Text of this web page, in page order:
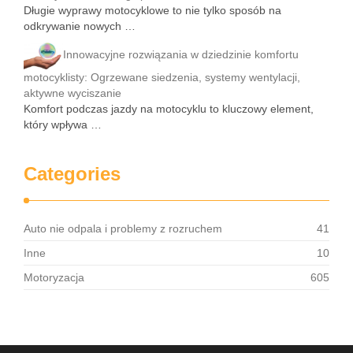
Długie wyprawy motocyklowe to nie tylko sposób na
odkrywanie nowych …
Innowacyjne rozwiązania w dziedzinie komfortu
motocyklisty: Ogrzewane siedzenia, systemy wentylacji,
aktywne wyciszanie
Komfort podczas jazdy na motocyklu to kluczowy element,
który wpływa …
Categories
Auto nie odpala i problemy z rozruchem
41
Inne
10
Motoryzacja
605